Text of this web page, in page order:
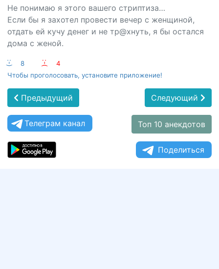
Не понимаю я этого вашего стриптиза…
Если бы я захотел провести вечер с женщиной,
отдать ей кучу денег и не тр@хнуть, я бы остался
дома с женой.
:-) 8 :-(
4
Чтобы проголосовать, установите приложение!
Предыдущий Следующий
Телеграм канал Топ 10 анекдотов
Поделиться